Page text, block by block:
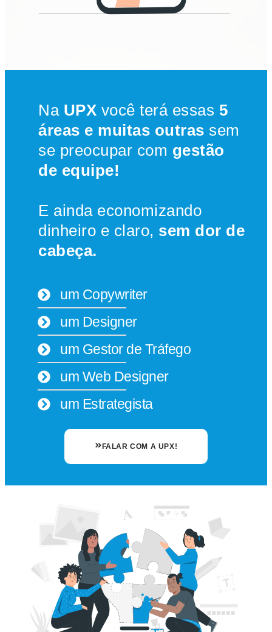
Na UPX você terá essas 5
áreas e muitas outras sem
se preocupar com gestão
de equipe!
E ainda economizando
dinheiro e claro, sem dor de
cabeça.
um Copywriter
um Designer
um Gestor de Tráfego
um Web Designer
um Estrategista
FALAR COM A UPX!